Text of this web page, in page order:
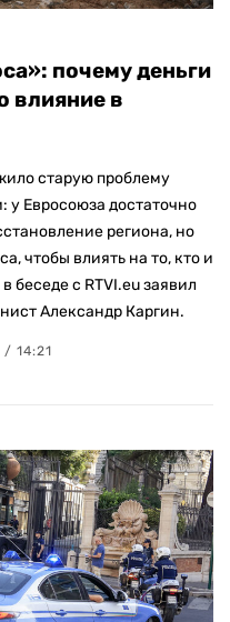
почему деньги
влияние в
старую проблему
Евросоюза достаточно
региона, но
чтобы влиять на то, кто и
беседе с RTVI.eu заявил
Александр Каргин.
14:21